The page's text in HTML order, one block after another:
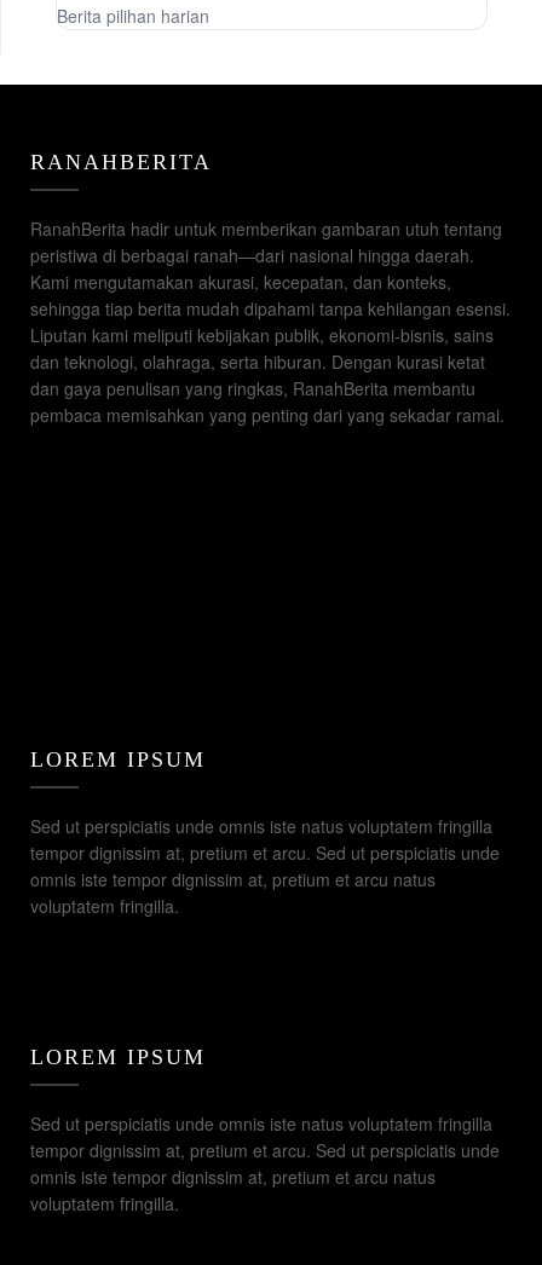
Berita pilihan harian
RANAHBERITA
RanahBerita hadir untuk memberikan gambaran utuh tentang
peristiwa di berbagai ranah—dari nasional hingga daerah.
Kami mengutamakan akurasi, kecepatan, dan konteks,
sehingga tiap berita mudah dipahami tanpa kehilangan esensi.
Liputan kami meliputi kebijakan publik, ekonomi-bisnis, sains
dan teknologi, olahraga, serta hiburan. Dengan kurasi ketat
dan gaya penulisan yang ringkas, RanahBerita membantu
pembaca memisahkan yang penting dari yang sekadar ramai.
LOREM IPSUM
Sed ut perspiciatis unde omnis iste natus voluptatem fringilla
tempor dignissim at, pretium et arcu. Sed ut perspiciatis unde
omnis iste tempor dignissim at, pretium et arcu natus
voluptatem fringilla.
LOREM IPSUM
Sed ut perspiciatis unde omnis iste natus voluptatem fringilla
tempor dignissim at, pretium et arcu. Sed ut perspiciatis unde
omnis iste tempor dignissim at, pretium et arcu natus
voluptatem fringilla.